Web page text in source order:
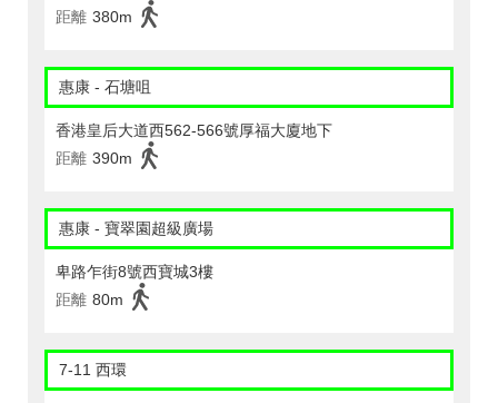
距離 380m
惠康 - 石塘咀
香港皇后大道西562-566號厚福大廈地下
距離 390m
惠康 - 寶翠園超級廣場
卑路乍街8號西寶城3樓
距離 80m
7-11 西環